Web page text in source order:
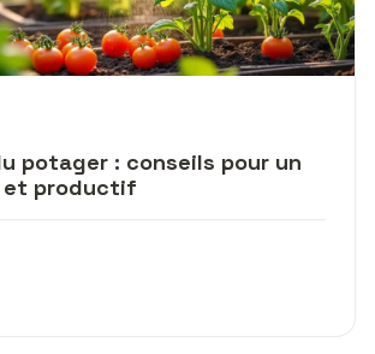
potager : conseils pour un
et productif